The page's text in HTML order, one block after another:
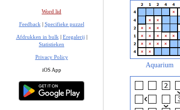
Word lid
Feedback | Specifieke puzzel
Afdrukken in bulk | Eregalerij |
Statistieken
Privacy Policy
iOS App
Aquarium